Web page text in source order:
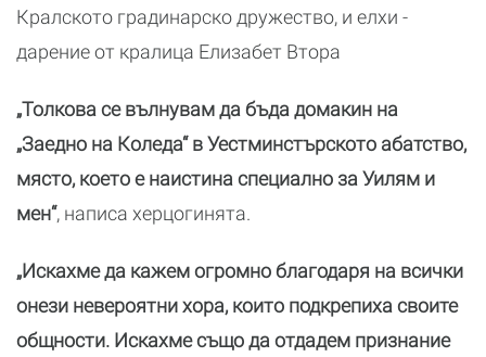
Кралското градинарско дружество, и елхи -
дарение от кралица Елизабет Втора
„Толкова се вълнувам да бъда домакин на
„Заедно на Коледа“ в Уестминстърското абатство,
място, което е наистина специално за Уилям и
мен“, написа херцогинята.
„Искахме да кажем огромно благодаря на всички
онези невероятни хора, които подкрепиха своите
общности. Искахме също да отдадем признание